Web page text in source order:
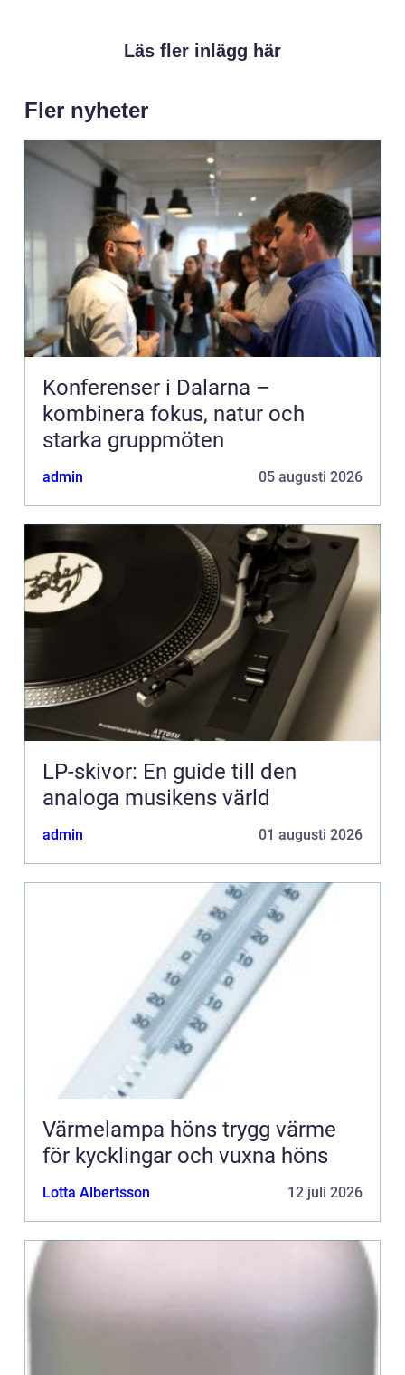
Läs fler inlägg här
Fler nyheter
Konferenser i Dalarna –
kombinera fokus, natur och
starka gruppmöten
admin 05 augusti 2026
LP-skivor: En guide till den
analoga musikens värld
admin 01 augusti 2026
Värmelampa höns trygg värme
för kycklingar och vuxna höns
Lotta Albertsson 12 juli 2026